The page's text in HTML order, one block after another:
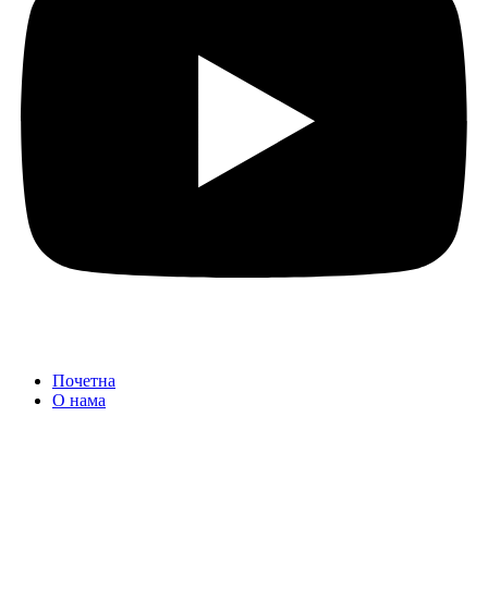
Почетна
О нама